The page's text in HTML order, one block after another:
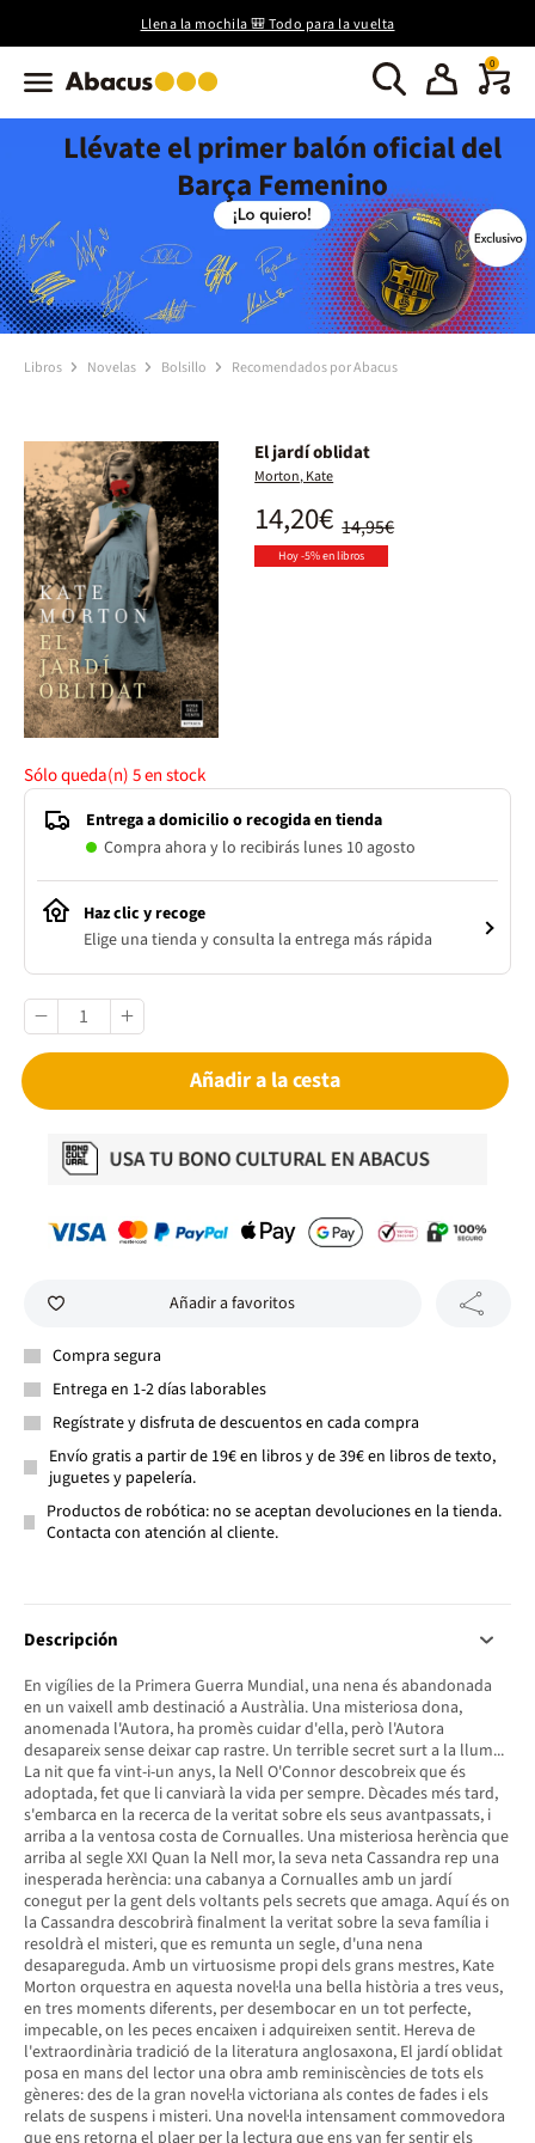
Llena la mochila 🎒 Todo para la vuelta
0
Llévate el primer balón oficial del
Barça Femenino
Libros Novelas Bolsillo Recomendados por Abacus
El jardí oblidat
Morton, Kate
14,95€
14,20€
Hoy -5% en libros
Sólo queda(n)5en stock
Entrega a domicilio o recogida en tienda
Compra ahora y lo recibirás lunes 10 agosto
Haz clic y recoge
Elige una tienda y consulta la entrega más rápida
Añadir a la cesta
Añadir a favoritos
Compra segura
Entrega en 1-2 días laborables
Regístrate y disfruta de descuentos en cada compra
Envío gratis a partir de 19€ en libros y de 39€ en libros de texto,
juguetes y papelería.
Productos de robótica: no se aceptan devoluciones en la tienda.
Contacta con atención al cliente.
Descripción
En vigílies de la Primera Guerra Mundial, una nena és abandonada
en un vaixell amb destinació a Austràlia. Una misteriosa dona,
anomenada l'Autora, ha promès cuidar d'ella, però l'Autora
desapareix sense deixar cap rastre. Un terrible secret surt a la llum...
La nit que fa vint-i-un anys, la Nell O'Connor descobreix que és
adoptada, fet que li canviarà la vida per sempre. Dècades més tard,
s'embarca en la recerca de la veritat sobre els seus avantpassats, i
arriba a la ventosa costa de Cornualles. Una misteriosa herència que
arriba al segle XXI Quan la Nell mor, la seva neta Cassandra rep una
inesperada herència: una cabanya a Cornualles amb un jardí
conegut per la gent dels voltants pels secrets que amaga. Aquí és on
la Cassandra descobrirà finalment la veritat sobre la seva família i
resoldrà el misteri, que es remunta un segle, d'una nena
desapareguda. Amb un virtuosisme propi dels grans mestres, Kate
Morton orquestra en aquesta novel·la una bella història a tres veus,
en tres moments diferents, per desembocar en un tot perfecte,
impecable, on les peces encaixen i adquireixen sentit. Hereva de
l'extraordinària tradició de la literatura anglosaxona, El jardí oblidat
posa en mans del lector una obra amb reminiscències de tots els
gèneres: des de la gran novel·la victoriana als contes de fades i els
relats de suspens i misteri. Una novel·la intensament commovedora
que ens retorna el plaer per la lectura que ens van fer sentir els